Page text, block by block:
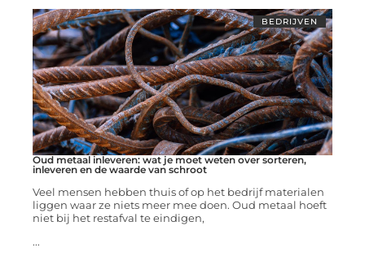
BEDRIJVEN
Oud metaal inleveren: wat je moet weten over sorteren,
inleveren en de waarde van schroot
Veel mensen hebben thuis of op het bedrijf materialen
liggen waar ze niets meer mee doen. Oud metaal hoeft
niet bij het restafval te eindigen,
...